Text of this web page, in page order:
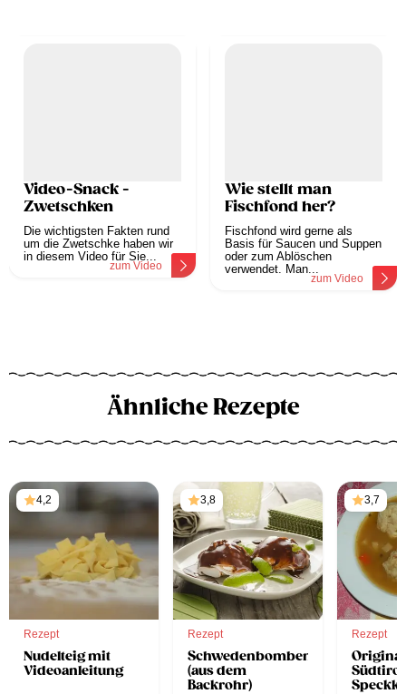
Video-Snack -
Zwetschken
Die wichtigsten Fakten rund
um die Zwetschke haben wir
in diesem Video für Sie...
zum Video
Wie stellt man
Fischfond her?
Fischfond wird gerne als
Basis für Saucen und Suppen
oder zum Ablöschen
verwendet. Man...
zum Video
Ähnliche Rezepte
4,2
Rezept
Nudelteig mit
Videoanleitung
3,8
Rezept
Schwedenbomben
(aus dem
Backrohr)
3,7
Rezept
Original